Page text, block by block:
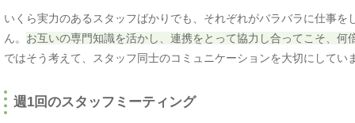
いくら実力のあるスタッフばかりでも、それぞれがバラバラに仕事
ん。 お互いの専門知識を活かし、連携をとって協力し合ってこそ、何
ではそう考えて、スタッフ同士のコミュニケーションを大切にしてい
週1回のスタッフミーティング